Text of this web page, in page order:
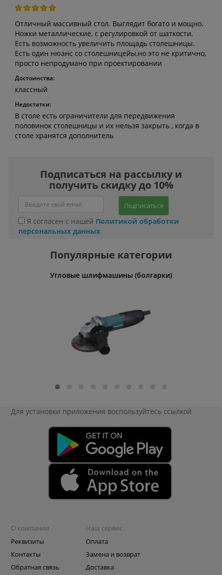
Отличный массивный стол. Выглядит богато и мощно.
Ножки металлические, с регулировкой от шаткости.
Есть возможность увеличить площадь столешницы.
Есть один нюанс со столешницейы,но это не критично,
просто непродумано при проектировании
Достоинства:
классный
Недостатки:
В столе есть ограничители для передвижения
половинок столешницы и их нельзя закрыть , когда в
столе хранятся дополнитель
Подписаться на рассылку и
получить скидку до 10%
Подписаться
Я согласен с нашей Политикой обработки
персональных данных
Популярные категории
Угловые шлифмашины (болгарки)
Для установки приложения воспользуйтесь ссылкой
О компании
Реквизиты
Контакты
Обратная связь
Наш сервис
Оплата
Замена и возврат
Доставка